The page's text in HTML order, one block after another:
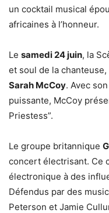
un cocktail musical
africaines à l’honneur.
Le samedi 24 juin, la
et soul de la
Sarah McCoy. Avec
puissante, McCoy
Priestess”.
Le groupe britannique
concert électrisant. Ce
électronique à des
Défendus par des
Peterson et Jamie